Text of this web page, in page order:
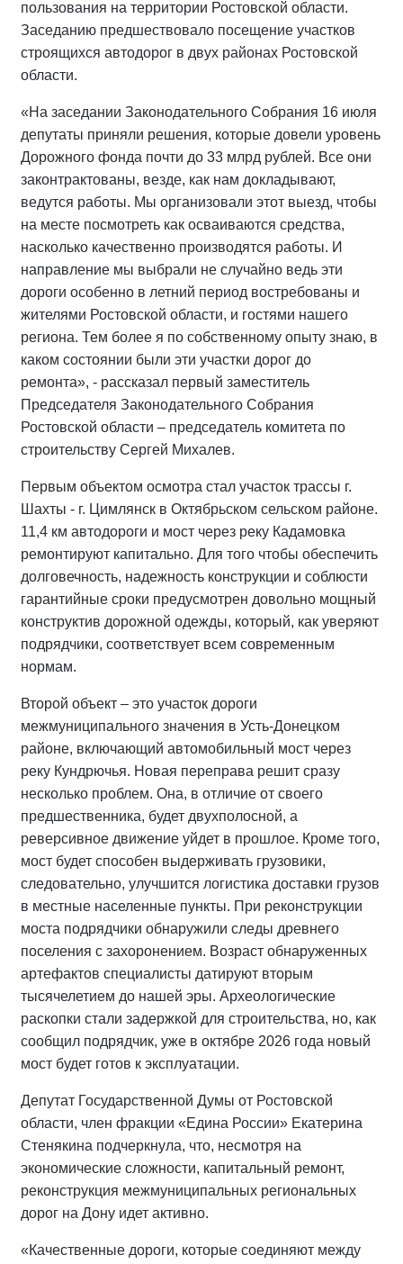
пользования на территории Ростовской области.
Заседанию предшествовало посещение участков
строящихся автодорог в двух районах Ростовской
области.
«На заседании Законодательного Собрания 16 июля
депутаты приняли решения, которые довели уровень
Дорожного фонда почти до 33 млрд рублей. Все они
законтрактованы, везде, как нам докладывают,
ведутся работы. Мы организовали этот выезд, чтобы
на месте посмотреть как осваиваются средства,
насколько качественно производятся работы. И
направление мы выбрали не случайно ведь эти
дороги особенно в летний период востребованы и
жителями Ростовской области, и гостями нашего
региона. Тем более я по собственному опыту знаю, в
каком состоянии были эти участки дорог до
ремонта», - рассказал первый заместитель
Председателя Законодательного Собрания
Ростовской области – председатель комитета по
строительству Сергей Михалев.
Первым объектом осмотра стал участок трассы г.
Шахты - г. Цимлянск в Октябрьском сельском районе.
11,4 км автодороги и мост через реку Кадамовка
ремонтируют капитально. Для того чтобы обеспечить
долговечность, надежность конструкции и соблюсти
гарантийные сроки предусмотрен довольно мощный
конструктив дорожной одежды, который, как уверяют
подрядчики, соответствует всем современным
нормам.
Второй объект – это участок дороги
межмуниципального значения в Усть-Донецком
районе, включающий автомобильный мост через
реку Кундрючья. Новая переправа решит сразу
несколько проблем. Она, в отличие от своего
предшественника, будет двухполосной, а
реверсивное движение уйдет в прошлое. Кроме того,
мост будет способен выдерживать грузовики,
следовательно, улучшится логистика доставки грузов
в местные населенные пункты. При реконструкции
моста подрядчики обнаружили следы древнего
поселения с захоронением. Возраст обнаруженных
артефактов специалисты датируют вторым
тысячелетием до нашей эры. Археологические
раскопки стали задержкой для строительства, но, как
сообщил подрядчик, уже в октябре 2026 года новый
мост будет готов к эксплуатации.
Депутат Государственной Думы от Ростовской
области, член фракции «Едина России» Екатерина
Стенякина подчеркнула, что, несмотря на
экономические сложности, капитальный ремонт,
реконструкция межмуниципальных региональных
дорог на Дону идет активно.
«Качественные дороги, которые соединяют между